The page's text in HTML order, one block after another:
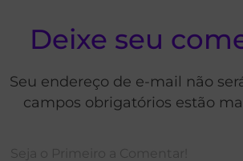
Deixe seu
Seu endereço de e-mail não
campos obrigatórios estão